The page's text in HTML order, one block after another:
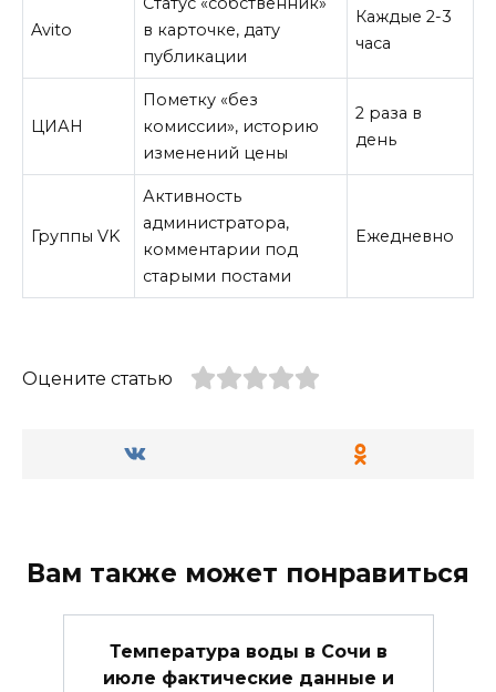
Avito
в карточке, дату
публикации
Каждые 2-3
часа
ЦИАН
Пометку «без
комиссии», историю
изменений цены
2 раза в
день
Группы VK
Активность
администратора,
комментарии под
старыми постами
Ежедневно
Оцените статью
Вам также может понравиться
Температура воды в Сочи в
июле фактические данные и